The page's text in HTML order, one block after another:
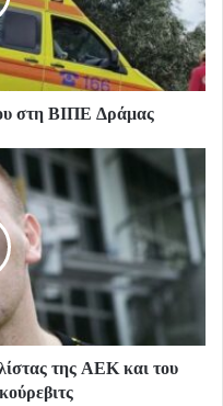
στη ΒΙΠΕ Δράμας
της ΑΕΚ και του